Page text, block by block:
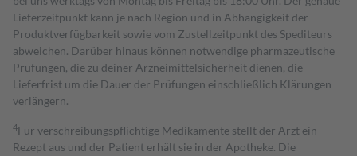
Lieferzeitpunkt kann je nach Region und in Abhängigkeit der
Produktverfügbarkeit sowie vom Zustellzeitpunkt des Spediteurs
abweichen. Darüber hinaus können notwendige pharmazeutische
Prüfungen, die zu deiner Arzneimittelsicherheit dienen, die
Lieferfrist um die Dauer der Prüfungen einschließlich Klärungen
verlängern.
4Für verschreibungspflichtige Medikamente stellt der Arzt ein
Rezept aus und der Patient erhält sie in der Apotheke. Die